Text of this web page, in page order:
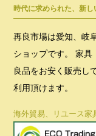
時代に求められた、新
再良市場は愛知、岐
ショップです。 家
良品をお安く販売し
利用頂けます。
海外貿易、リユース家